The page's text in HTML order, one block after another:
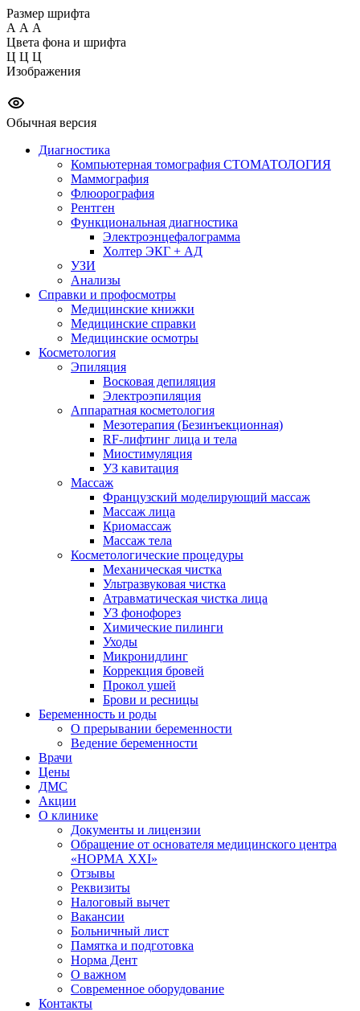
Размер шрифта
А А А
Цвета фона и шрифта
Ц Ц Ц
Изображения
Обычная версия
Диагностика
Компьютерная томография СТОМАТОЛОГИЯ
Маммография
Флюорография
Рентген
Функциональная диагностика
Электроэнцефалограмма
Холтер ЭКГ + АД
УЗИ
Анализы
Справки и профосмотры
Медицинские книжки
Медицинские справки
Медицинские осмотры
Косметология
Эпиляция
Восковая депиляция
Электроэпиляция
Аппаратная косметология
Мезотерапия (Безинъекционная)
RF-лифтинг лица и тела
Миостимуляция
УЗ кавитация
Массаж
Французский моделирующий массаж
Массаж лица
Криомассаж
Массаж тела
Косметологические процедуры
Механическая чистка
Ультразвуковая чистка
Атравматическая чистка лица
УЗ фонофорез
Химические пилинги
Уходы
Микронидлинг
Коррекция бровей
Прокол ушей
Брови и ресницы
Беременность и роды
О прерывании беременности
Ведение беременности
Врачи
Цены
ДМС
Акции
О клинике
Документы и лицензии
Обращение от основателя медицинского центра
«НОРМА ХХI»
Отзывы
Реквизиты
Налоговый вычет
Вакансии
Больничный лист
Памятка и подготовка
Норма Дент
О важном
Современное оборудование
Контакты